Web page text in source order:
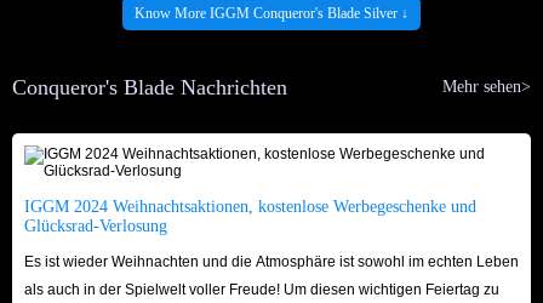
2.Die Handelsverfolgung des gesamten Prozesses
4.Sicherer und kostenloser Lieferservice
Wir haben einen stabilen Lagerbestand und Lieferanten, die Conqueror's
Blade Silver für jeden Server bereitstellen. Sie können IGGM jederzeit und
und jede Ihrer Fragen beantwortet. Willkommen zum Besuchen und
Know More IGGM Conqueror's Blade Silver ↓
Conqueror's Blade Nachrichten Mehr sehen>
IGGM 2024 Weihnachtsaktionen, kostenlose Werbegeschenke und
Glücksrad-Verlosung
Es ist wieder Weihnachten und die Atmosphäre ist sowohl im echten Leben
als auch in der Spielwelt voller Freude! Um diesen wichtigen Feiertag zu